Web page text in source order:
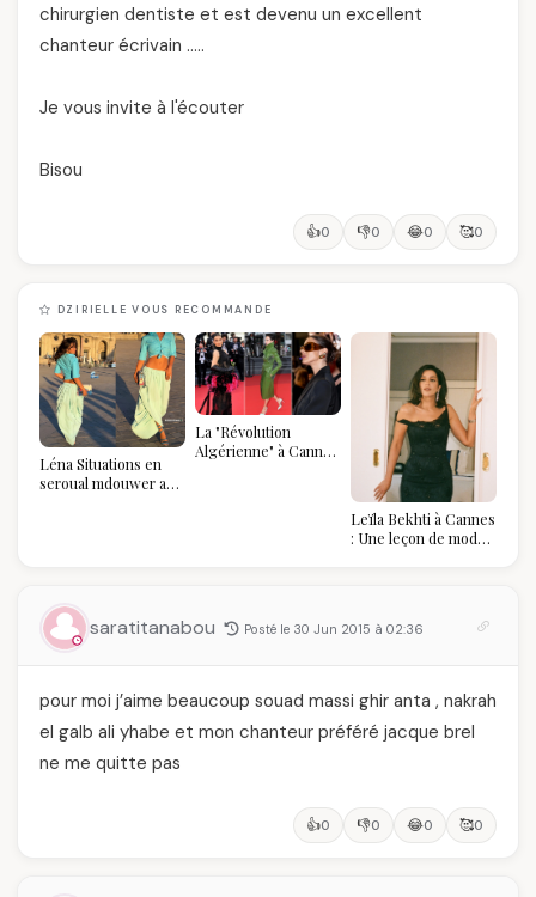
chirurgien dentiste et est devenu un excellent
chanteur écrivain …..
Je vous invite à l'écouter
Bisou
👍0 👎0 😂0 🥰0
DZIRIELLE VOUS RECOMMANDE
Léna Situations en
seroual mdouwer au
La "Révolution
Algérienne" à Cannes
Leïla Bekhti à Cannes
: Une leçon de mode
saratitanabou Posté le 30 Jun 2015 à 02:36
pour moi j’aime beaucoup souad massi ghir anta , nakrah
el galb ali yhabe et mon chanteur préféré jacque brel
ne me quitte pas
👍0 👎0 😂0 🥰0